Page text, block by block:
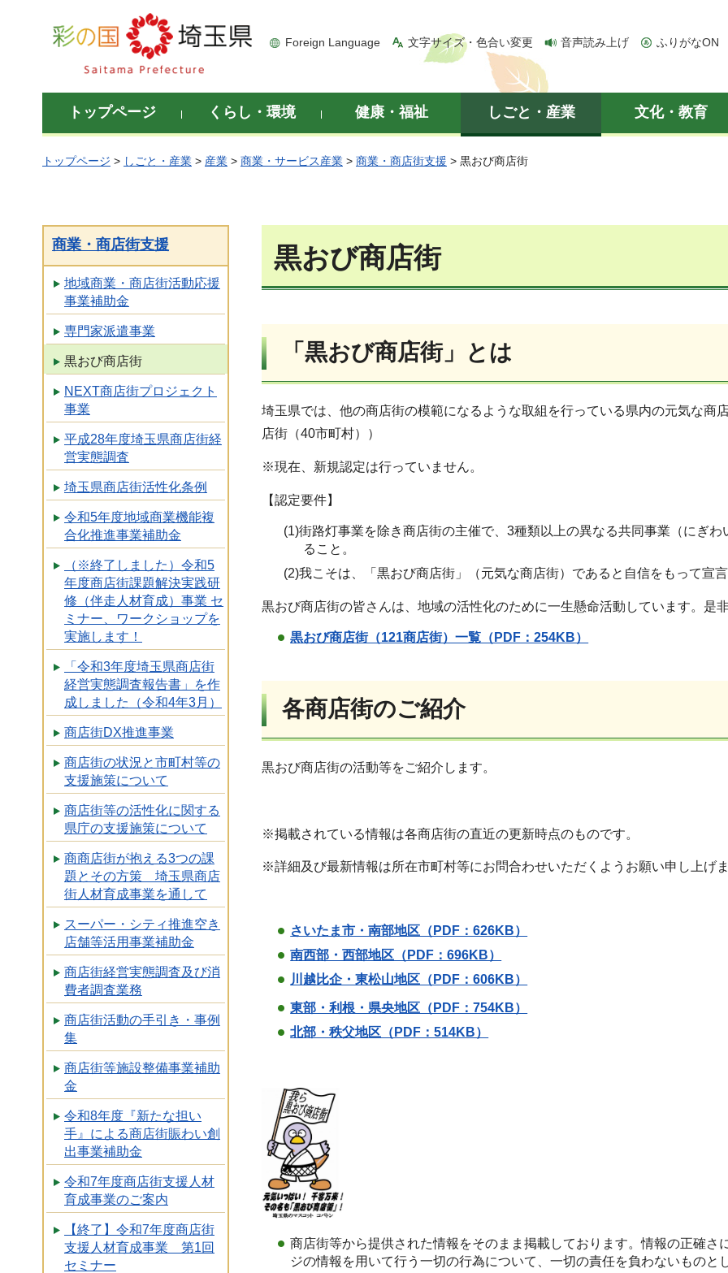
彩の国 埼玉県
Foreign Language 文字サイズ・色合い変更 音声読み上げ ふりがなON
トップページ くらし・環境 健康・福祉 しごと・産業 文化・教育
トップページ > しごと・産業 > 産業 > 商業・サービス産業 > 商業・商店街支援 > 黒おび商店街
商業・商店街支援
地域商業・商店街活動応援
事業補助金
専門家派遣事業
黒おび商店街
NEXT商店街プロジェクト
事業
平成28年度埼玉県商店街経
営実態調査
埼玉県商店街活性化条例
令和5年度地域商業機能複
合化推進事業補助金
（※終了しました）令和5
年度商店街課題解決実践研
修（伴走人材育成）事業 セ
ミナー、ワークショップを
実施します！
「令和3年度埼玉県商店街
経営実態調査報告書」を作
成しました（令和4年3月）
商店街DX推進事業
商店街の状況と市町村等の
支援施策について
商店街等の活性化に関する
県庁の支援施策について
商商店街が抱える3つの課
題とその方策 埼玉県商店
街人材育成事業を通して
スーパー・シティ推進空き
店舗等活用事業補助金
商店街経営実態調査及び消
費者調査業務
商店街活動の手引き・事例
集
商店街等施設整備事業補助
金
令和8年度『新たな担い
手』による商店街賑わい創
出事業補助金
令和7年度商店街支援人材
育成事業のご案内
【終了】令和7年度商店街
支援人材育成事業 第1回
セミナー
黒おび商店街
「黒おび商店街」とは
埼玉県では、他の商店街の模範になるような取組を行っている県内の元気な商
店街（40市町村））
※現在、新規認定は行っていません。
【認定要件】
(1)街路灯事業を除き商店街の主催で、3種類以上の異なる共同事業（にぎ
ること。
(2)我こそは、「黒おび商店街」（元気な商店街）であると自信をもって宣
黒おび商店街の皆さんは、地域の活性化のために一生懸命活動しています。是
黒おび商店街（121商店街）一覧（PDF：254KB）
各商店街のご紹介
黒おび商店街の活動等をご紹介します。
※掲載されている情報は各商店街の直近の更新時点のものです。
※詳細及び最新情報は所在市町村等にお問合わせいただくようお願い申し上げ
さいたま市・南部地区（PDF：626KB）
南西部・西部地区（PDF：696KB）
川越比企・東松山地区（PDF：606KB）
東部・利根・県央地区（PDF：754KB）
北部・秩父地区（PDF：514KB）
商店街等から提供された情報をそのまま掲載しております。情報の正確
ジの情報を用いて行う一切の行為について、一切の責任を負わないものと